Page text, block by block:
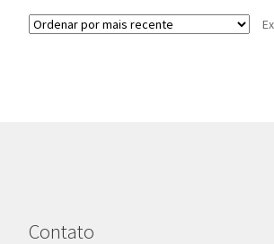
Contato